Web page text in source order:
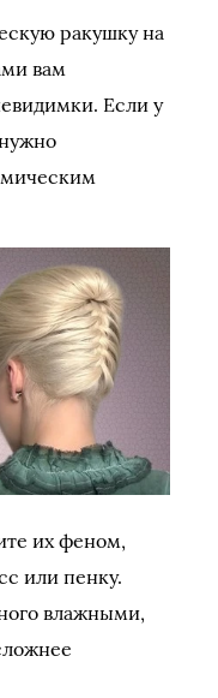
ракушку на
вам
Если у
их феном,
или пенку.
влажными,